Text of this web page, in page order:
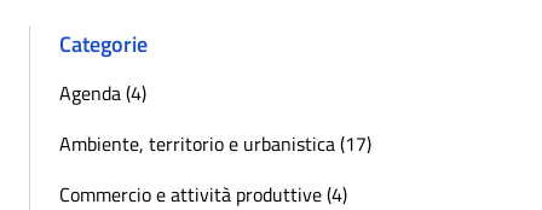
Categorie
Agenda (4)
Ambiente, territorio e urbanistica (17)
Commercio e attività produttive (4)